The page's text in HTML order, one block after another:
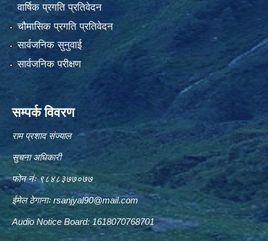
वार्षिक प्रगति प्रतिवेदन
चौमासिक प्रगति प्रतिवेदन
सार्वजनिक सुनुवाई
सार्वजनिक परीक्षण
सम्पर्क विवरण
राम प्रशाद संज्याल
सुचना अधिकारी
फोन नंः ९८४८३७७०७७
ईमेल ठेगानाःrsanjyal90@mail.com
Audio Notice Board: 1618070768701